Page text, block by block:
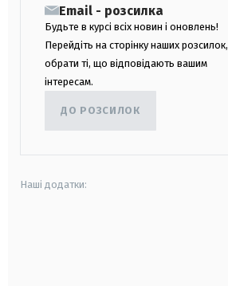
Email - розсилка
Будьте в курсі всіх новин і оновлень!
Перейдіть на сторінку наших
обрати ті, що відповідають вашим
інтересам.
ДО РОЗСИЛОК
Наші додатки: